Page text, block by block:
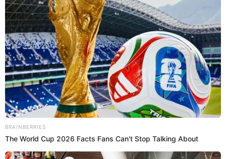
Videos
Hermanas de Samahara Lobatón hacen
fuerte denuncia hacia 'La Granja VIP' tras